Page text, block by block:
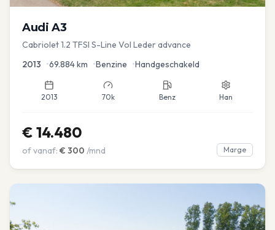
Audi A3
Cabriolet 1.2 TFSI S-Line Vol Leder advance
2013 •69.884km •Benzine •Handgeschakeld
2013 70k Benz Han
€ 14.480
of vanaf: € 300 /mnd Marge